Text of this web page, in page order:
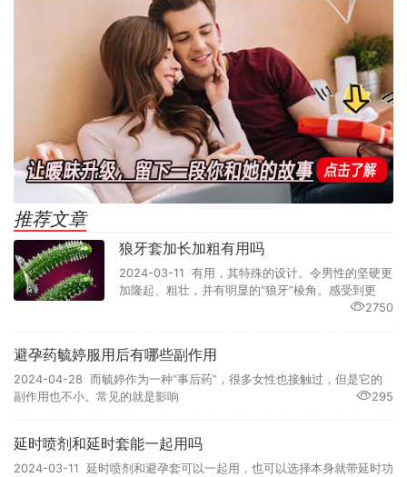
推荐文章
狼牙套加长加粗有用吗
2024-03-11 有用，其特殊的设计。令男性的坚硬更
加隆起、粗壮，并有明显的“狼牙”棱角。感受到更
2750
避孕药毓婷服用后有哪些副作用
2024-04-28 而毓婷作为一种“事后药”，很多女性也接触过，但是它的
副作用也不小。常见的就是影响
295
延时喷剂和延时套能一起用吗
2024-03-11 延时喷剂和避孕套可以一起用，也可以选择本身就带延时功